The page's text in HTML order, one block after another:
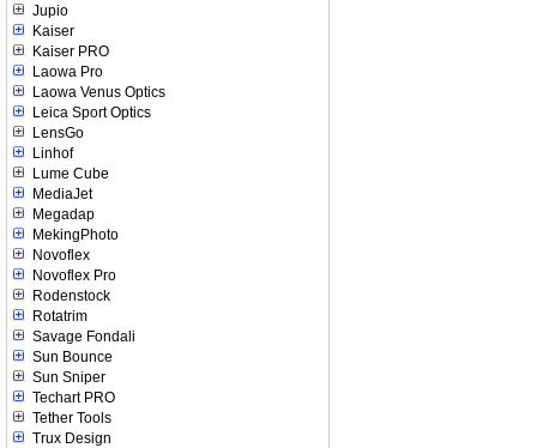
Jupio
Kaiser
Kaiser PRO
Laowa Pro
Laowa Venus Optics
Leica Sport Optics
LensGo
Linhof
Lume Cube
MediaJet
Megadap
MekingPhoto
Novoflex
Novoflex Pro
Rodenstock
Rotatrim
Savage Fondali
Sun Bounce
Sun Sniper
Techart PRO
Tether Tools
Trux Design